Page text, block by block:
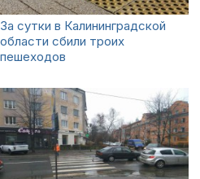
За сутки в Калининградской
области сбили троих
пешеходов